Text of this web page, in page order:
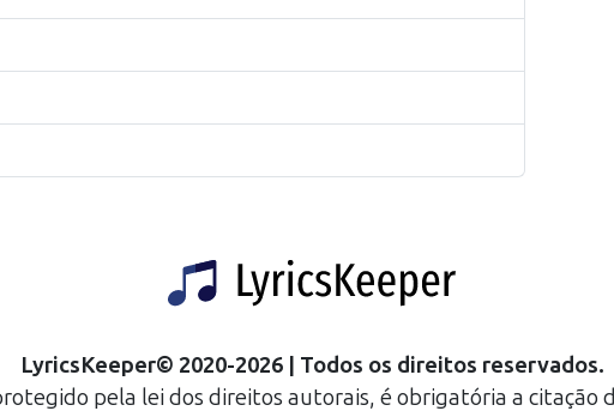
LyricsKeeper© 2020-2026| Todos os direitos reservados.
pela lei dos direitos autorais, é obrigatória a citação